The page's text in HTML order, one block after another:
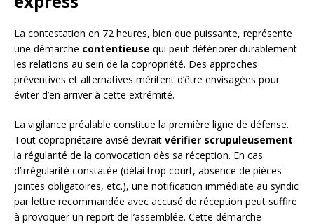
La contestation en 72 heures, bien que puissante, représente
une démarche contentieuse qui peut détériorer durablement
les relations au sein de la copropriété. Des approches
préventives et alternatives méritent d’être envisagées pour
éviter d’en arriver à cette extrémité.
La vigilance préalable constitue la première ligne de défense.
Tout copropriétaire avisé devrait vérifier scrupuleusement
la régularité de la convocation dès sa réception. En cas
d’irrégularité constatée (délai trop court, absence de pièces
jointes obligatoires, etc.), une notification immédiate au syndic
par lettre recommandée avec accusé de réception peut suffire
à provoquer un report de l’assemblée. Cette démarche